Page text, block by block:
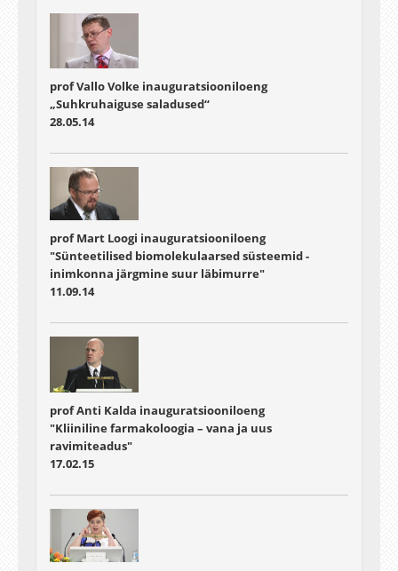
prof Vallo Volke inauguratsiooniloeng
„Suhkruhaiguse saladused“
28.05.14
prof Mart Loogi inauguratsiooniloeng
"Sünteetilised biomolekulaarsed süsteemid -
inimkonna järgmine suur läbimurre"
11.09.14
prof Anti Kalda inauguratsiooniloeng
"Kliiniline farmakoloogia – vana ja uus
ravimiteadus"
17.02.15